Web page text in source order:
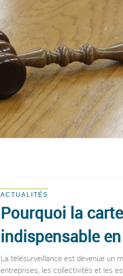
ACTUALITÉS
Pourquoi la
indispensable
La télésurveillance est devenue un
entreprises, les collectivités et les